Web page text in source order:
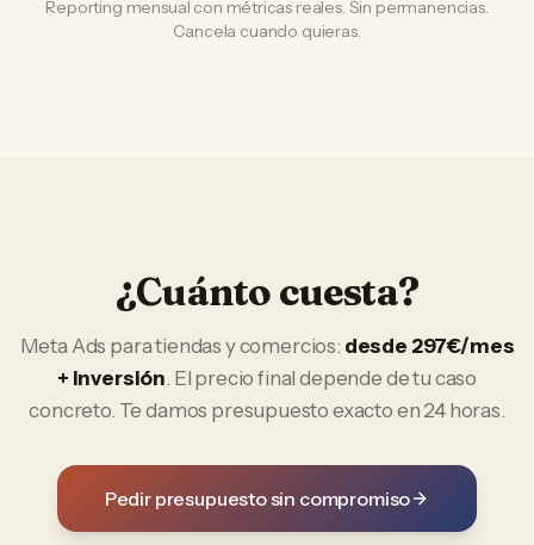
Reporting mensual con métricas reales. Sin permanencias.
Cancela cuando quieras.
¿Cuánto cuesta?
Meta Ads paratiendas y comercios: desde 297€/mes
+ inversión. El precio final depende de tu caso
concreto. Te damos presupuesto exacto en 24 horas.
Pedir presupuesto sin compromiso